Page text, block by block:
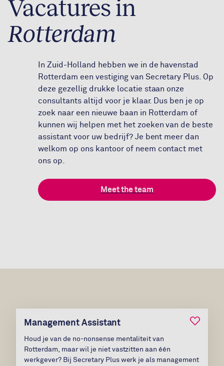
Vacatures in
Rotterdam
In Zuid-Holland hebben we in de havenstad
Rotterdam een vestiging van Secretary Plus. Op
deze gezellig drukke locatie staan onze
consultants altijd voor je klaar. Dus ben je op
zoek naar een nieuwe baan in Rotterdam of
kunnen wij helpen met het zoeken van de beste
assistant voor uw bedrijf? Je bent meer dan
welkom op ons kantoor of neem contact met
ons op.
Meet the team
Management Assistant
Houd je van de no-nonsense mentaliteit van
Rotterdam, maar wil je niet vastzitten aan één
werkgever? Bij Secretary Plus werk je als management
Bewaar